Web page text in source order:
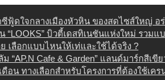
ฟู้ดใจกลางเมืองหัวหิน ของสดไซส์ใหญ่ อ
“LOOKS” บิวตี้เดสทิเนชันแห่งใหม่ รวม
เลือกแบบไหนให้เท่และใช้ได้จริง ?
“AP.N Cafe & Garden” แลนด์มาร์กสี
ดือน ทางเลือกสำหรับโครงการที่ต้องใช้เคร